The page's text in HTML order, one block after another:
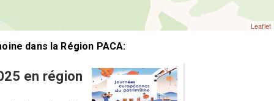
Leaflet
dans la Région PACA:
en région